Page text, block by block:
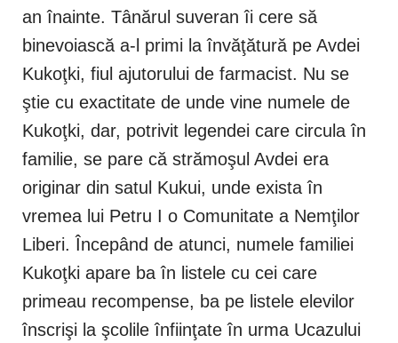
an înainte. Tânărul suveran îi cere să
binevoiască a-l primi la învăţătură pe Avdei
Kukoţki, fiul ajutorului de farmacist. Nu se
ştie cu exactitate de unde vine numele de
Kukoţki, dar, potrivit legendei care circula în
familie, se pare că strămoşul Avdei era
originar din satul Kukui, unde exista în
vremea lui Petru I o Comunitate a Nemţilor
Liberi. Începând de atunci, numele familiei
Kukoţki apare ba în listele cu cei care
primeau recompense, ba pe listele elevilor
înscrişi la şcolile înfiinţate în urma Ucazului